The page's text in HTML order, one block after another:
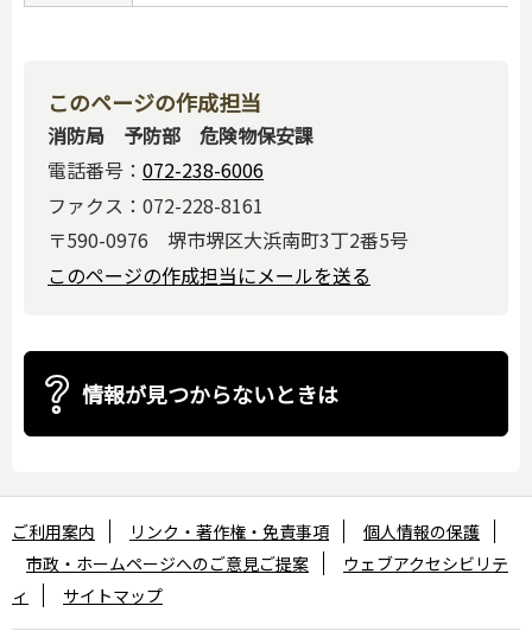
このページの作成担当
消防局 予防部 危険物保安課
電話番号： 072-238-6006
ファクス：072-228-8161
〒590-0976 堺市堺区大浜南町3丁2番5号
このページの作成担当にメールを送る
情報が見つからないときは
ご利用案内 リンク・著作権・免責事項
個人情報の保護
市政・ホームページへのご意見ご提案
ウェブアクセシビリテ
ィ
サイトマップ